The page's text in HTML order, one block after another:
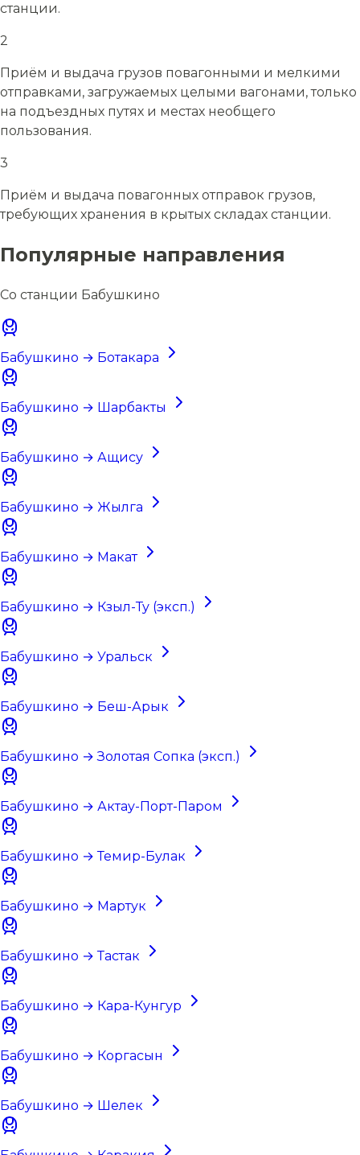
станции.
2
Приём и выдача грузов повагонными и мелкими
отправками, загружаемых целыми вагонами, только
на подъездных путях и местах необщего
пользования.
3
Приём и выдача повагонных отправок грузов,
требующих хранения в крытых складах станции.
Популярные направления
Со станции Бабушкино
Бабушкино → Ботакара
Бабушкино → Шарбакты
Бабушкино → Ащису
Бабушкино → Жылга
Бабушкино → Макат
Бабушкино → Кзыл-Ту (эксп.)
Бабушкино → Уральск
Бабушкино → Беш-Арык
Бабушкино → Золотая Сопка (эксп.)
Бабушкино → Актау-Порт-Паром
Бабушкино → Темир-Булак
Бабушкино → Мартук
Бабушкино → Тастак
Бабушкино → Кара-Кунгур
Бабушкино → Коргасын
Бабушкино → Шелек